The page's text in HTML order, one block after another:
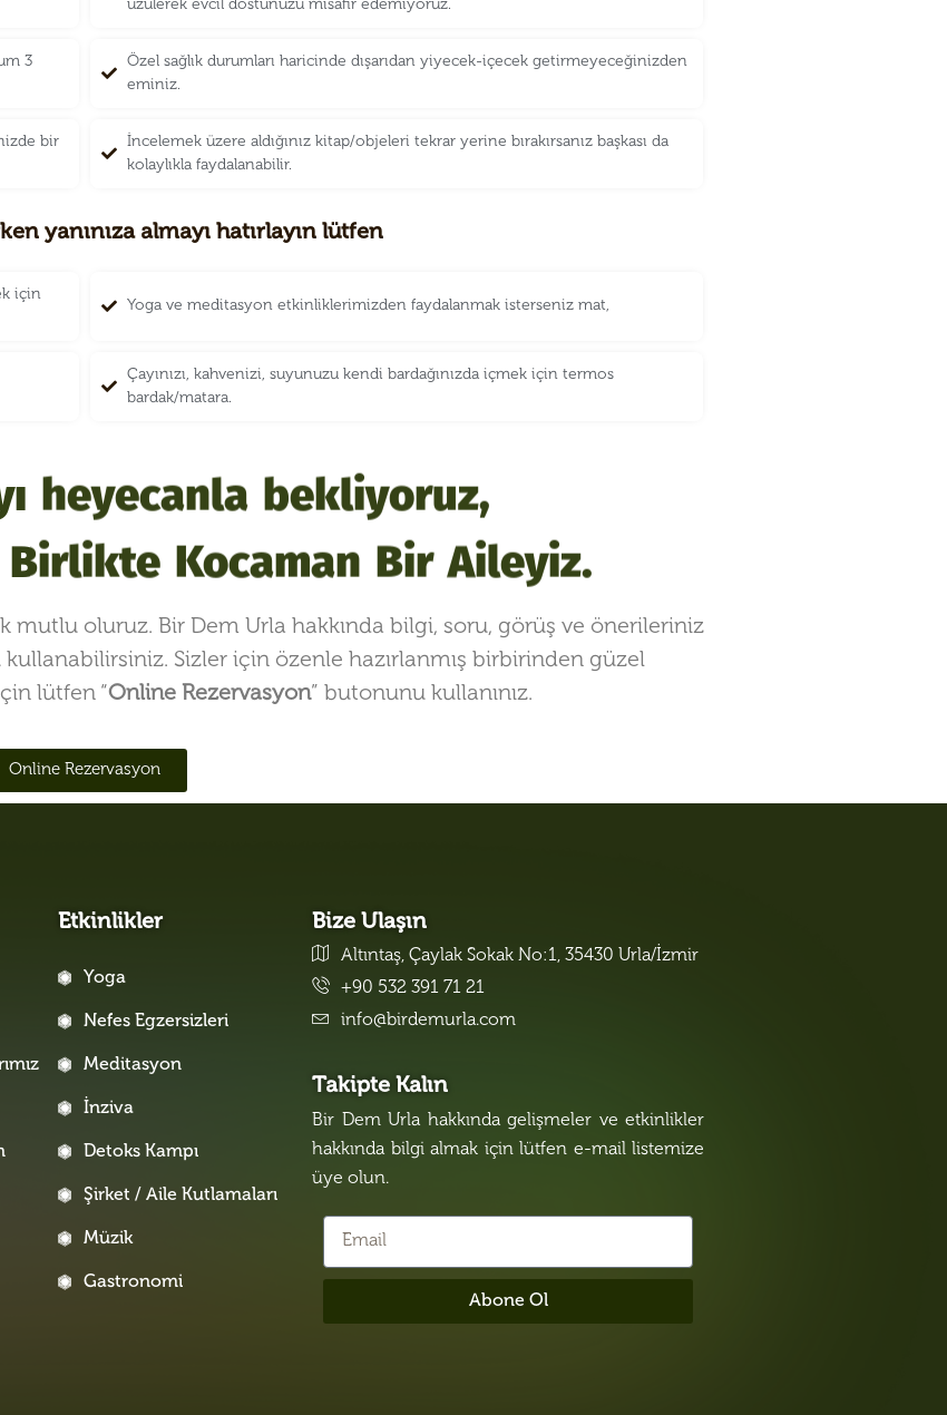
üzülerek evcil dostunuzu misafir edemiyoruz.
3
Özel sağlık durumları haricinde dışarıdan yiyecek-içecek getirmeyeceğinizden
eminiz.
bir
İncelemek üzere aldığınız kitap/objeleri tekrar yerine bırakırsanız başkası da
kolaylıkla faydalanabilir.
yanınıza almayı hatırlayın lütfen
için
Yoga ve meditasyon etkinliklerimizden faydalanmak isterseniz mat,
Çayınızı, kahvenizi, suyunuzu kendi bardağınızda içmek için termos
bardak/matara.
heyecanla bekliyoruz,
Kocaman Bir Aileyiz.
mutlu oluruz. Bir Dem Urla hakkında bilgi, soru, görüş ve önerileriniz
Sizler için özenle hazırlanmış birbirinden güzel
lütfen “Online Rezervasyon” butonunu kullanınız.
Online Rezervasyon
Etkinlikler
Yoga
Nefes Egzersizleri
Meditasyon
İnziva
Detoks Kampı
Şirket / Aile Kutlamaları
Müzik
Gastronomi
Bize Ulaşın
Altıntaş, Çaylak Sokak No:1, 35430 Urla/İzmir
+90 532 391 71 21
info@birdemurla.com
Takipte Kalın
Bir Dem Urla hakkında gelişmeler ve etkinlikler
hakkında bilgi almak için lütfen e-mail listemize
üye olun.
Abone Ol